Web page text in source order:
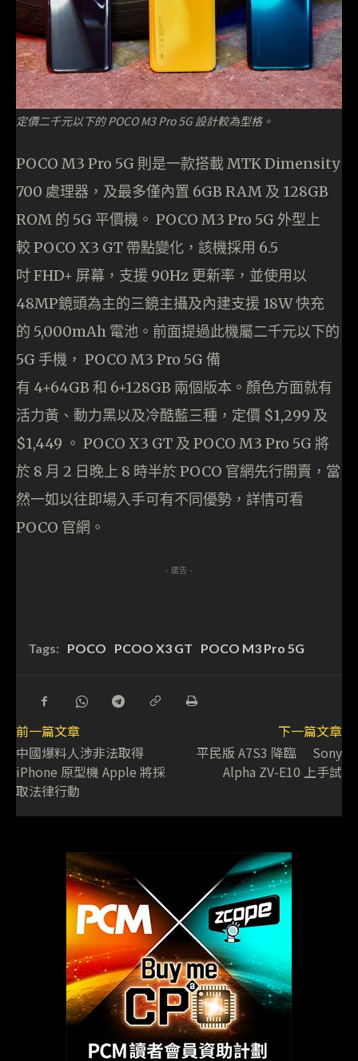
定價二千元以下的 POCO M3 Pro 5G 設計較為型格。
POCO M3 Pro 5G 則是一款搭載 MTK Dimensity
700 處理器，及最多僅內置 6GB RAM 及 128GB
ROM 的 5G 平價機。 POCO M3 Pro 5G 外型上
較 POCO X3 GT 帶點變化，該機採用 6.5
吋 FHD+ 屏幕，支援 90Hz 更新率，並使用以
48MP鏡頭為主的三鏡主攝及內建支援 18W 快充
的 5,000mAh 電池。前面提過此機屬二千元以下的
5G 手機， POCO M3 Pro 5G 備
有 4+64GB 和 6+128GB 兩個版本。顏色方面就有
活力黃、動力黑以及冷酷藍三種，定價 $1,299 及
$1,449 。 POCO X3 GT 及 POCO M3 Pro 5G 將
於 8 月 2 日晚上 8 時半於 POCO 官網先行開賣，當
然一如以往即場入手可有不同優勢，詳情可看
POCO 官網。
- 廣告 -
Tags: POCO PCOO X3 GT POCO M3 Pro 5G
前一篇文章
中國爆料人涉非法取得
iPhone 原型機 Apple 將採
取法律行動
下一篇文章
平民版 A7S3 降臨 Sony
Alpha ZV-E10 上手試